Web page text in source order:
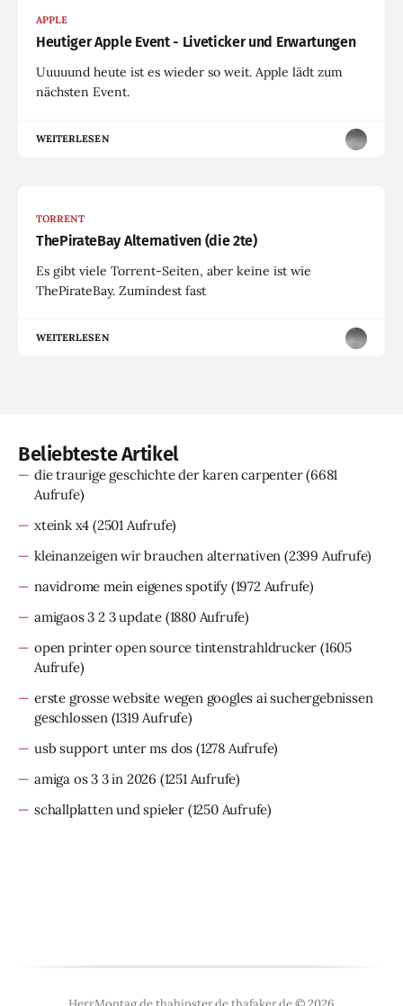
APPLE
Heutiger Apple Event - Liveticker und Erwartungen
Uuuuund heute ist es wieder so weit. Apple lädt zum
nächsten Event.
WEITERLESEN
TORRENT
ThePirateBay Alternativen (die 2te)
Es gibt viele Torrent-Seiten, aber keine ist wie
ThePirateBay. Zumindest fast
WEITERLESEN
Beliebteste Artikel
die traurige geschichte der karen carpenter(6681
Aufrufe)
xteink x4 (2501 Aufrufe)
kleinanzeigen wir brauchen alternativen (2399 Aufrufe)
navidrome mein eigenes spotify (1972 Aufrufe)
amigaos 3 2 3 update (1880 Aufrufe)
open printer open source tintenstrahldrucker (1605
Aufrufe)
erste grosse website wegen googles ai suchergebnissen
geschlossen(1319 Aufrufe)
usb support unter ms dos (1278 Aufrufe)
amiga os 3 3 in 2026 (1251 Aufrufe)
schallplatten und spieler (1250 Aufrufe)